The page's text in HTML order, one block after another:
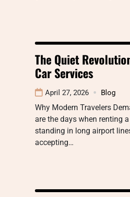
The Quiet
Car Services
April 27, 2026 Blog
Why Modern Travelers
are the days when renting
standing in long airport
accepting…